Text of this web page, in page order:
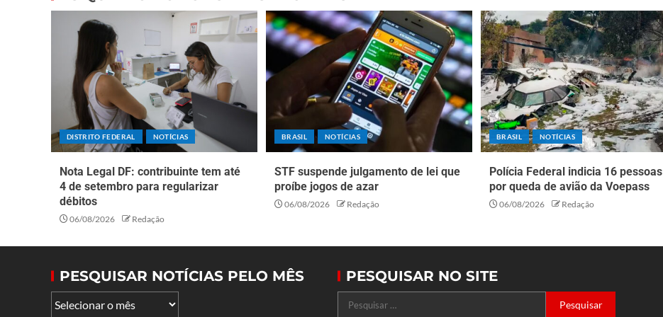
DISTRITO FEDERAL NOTÍCIAS
Nota Legal DF: contribuinte tem até
4 de setembro para regularizar
débitos
06/08/2026 Redação
BRASIL NOTÍCIAS
STF suspende julgamento de lei que
proíbe jogos de azar
06/08/2026 Redação
BRASIL NOTÍCIAS
Polícia Federal indicia 16 pessoas
por queda de avião da Voepass
06/08/2026 Redação
PESQUISAR NOTÍCIAS PELO MÊS PESQUISAR NO SITE